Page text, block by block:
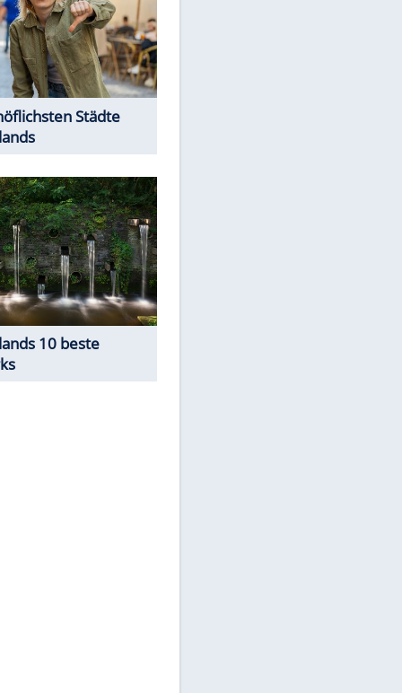
Torlos gegen Kaiserslautern:
Stotterstart von Wolfsburg
Ist ein Vulkanausbruch in
Deutschland möglich?
Markt kamen